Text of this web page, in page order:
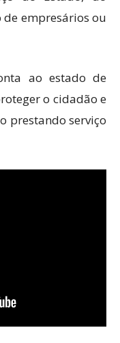
empresários ou
ao estado de
o cidadão e
prestando serviço